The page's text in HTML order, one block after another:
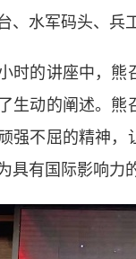
、水军码头、兵
的讲座中，熊召
生动的阐述。
强不屈的精神
具有国际影响力